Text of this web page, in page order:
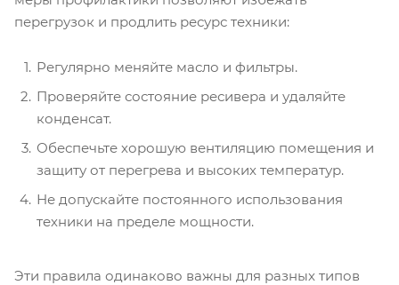
перегрузок и продлить ресурс техники:
Регулярно меняйте масло и фильтры.
Проверяйте состояние ресивера и удаляйте
конденсат.
Обеспечьте хорошую вентиляцию помещения и
защиту от перегрева и высоких температур.
Не допускайте постоянного использования
техники на пределе мощности.
Эти правила одинаково важны для разных типов